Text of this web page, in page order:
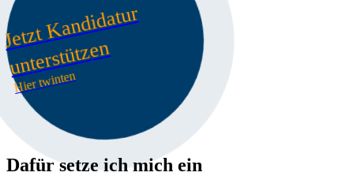
J
et
zt
K
a
n
di
d
at
ur
u
nt
er
st
üt
z
e
n
Hier twinten
Dafür setze ich mich ein